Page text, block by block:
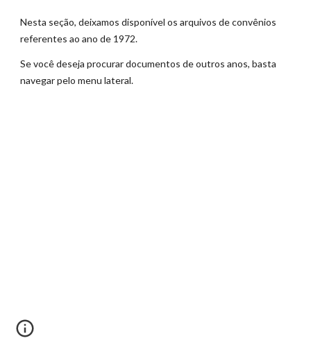
Nesta seção, deixamos disponível os arquivos de convênios
referentes ao ano de 1972.
Se você deseja procurar documentos de outros anos, basta
navegar pelo menu lateral.